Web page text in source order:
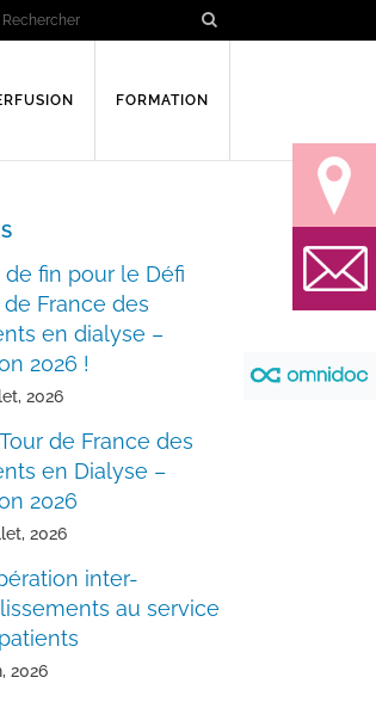
FORMATION
de fin pour le Défi
de France des
en dialyse –
2026 !
2026
de France des
en Dialyse –
2026
2026
inter-
au service
2026